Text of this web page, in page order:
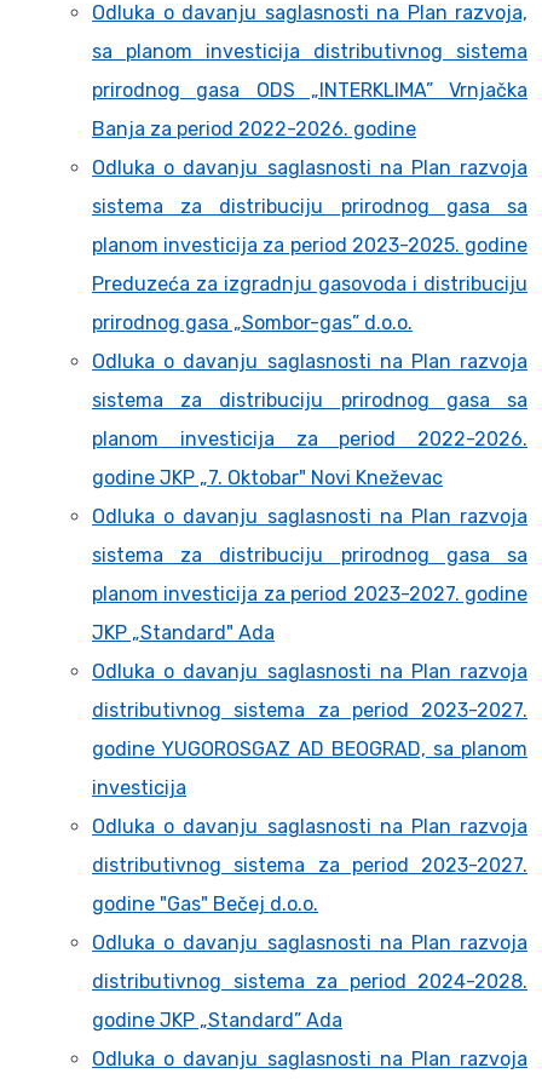
Odluka o davanju saglasnosti na Plan razvoja,
sa planom investicija distributivnog sistema
prirodnog gasa ODS „INTERKLIMA” Vrnjačka
Banja za period 2022-2026. godine
Odluka o davanju saglasnosti na Plan razvoja
sistema za distribuciju prirodnog gasa sa
planom investicija za period 2023-2025. godine
Preduzeća za izgradnju gasovoda i distribuciju
prirodnog gasa „Sombor-gas” d.o.o.
Odluka o davanju saglasnosti na Plan razvoja
sistema za distribuciju prirodnog gasa sa
planom investicija za period 2022-2026.
godine JKP „7. Oktobar" Novi Kneževac
Odluka o davanju saglasnosti na Plan razvoja
sistema za distribuciju prirodnog gasa sa
planom investicija za period 2023-2027. godine
JKP „Standard" Ada
Odluka o davanju saglasnosti na Plan razvoja
distributivnog sistema za period 2023-2027.
godine YUGOROSGAZ AD BEOGRAD, sa planom
investicija
Odluka o davanju saglasnosti na Plan razvoja
distributivnog sistema za period 2023-2027.
godine "Gas" Bečej d.o.o.
Odluka o davanju saglasnosti na Plan razvoja
distributivnog sistema za period 2024-2028.
godine JKP „Standard” Ada
Odluka o davanju saglasnosti na Plan razvoja